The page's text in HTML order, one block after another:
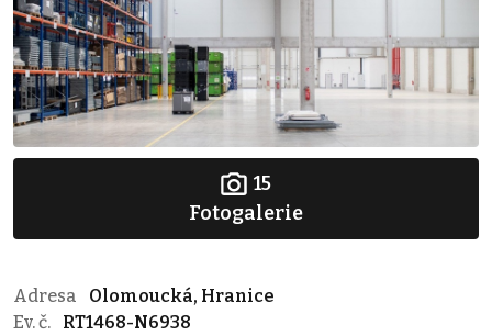
15
Fotogalerie
Adresa
Olomoucká, Hranice
Ev. č.
RT1468-N6938